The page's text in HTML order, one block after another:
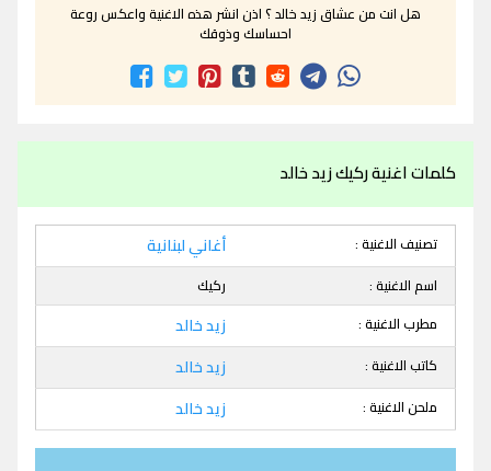
هل انت من عشاق زيد خالد ؟ اذن انشر هذه الاغنية واعكس روعة
احساسك وذوقك
كلمات اغنية ركيك زيد خالد
تصنيف الاغنية : أغاني لبنانية
اسم الاغنية :
ركيك
مطرب الاغنية :
زيد خالد
كاتب الاغنية : زيد خالد
ملحن الاغنية : زيد خالد